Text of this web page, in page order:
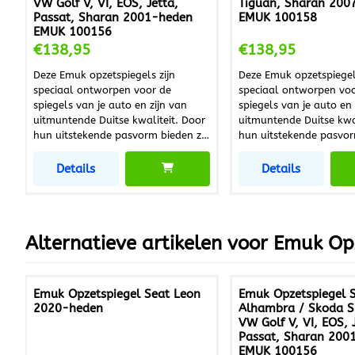
VW Golf V, VI, EOS, Jetta,
Passat, Sharan 2001-heden
EMUK 100156
Prijs: 138,95
€138,95
Deze Emuk opzetspiegels zijn
speciaal ontworpen voor de
spiegels van je auto en zijn van
uitmuntende Duitse kwaliteit. Door
hun uitstekende pasvorm bieden ze
een trillingvrij beeld. Deze
aerodynamische gevormde spiegels
lak beschermt tegen krassen. De
Deze spiegels hebben 5 jaar
fabrieksgarantie. De levering
bestaat uit een linker- en een
Details
Tiguan, Sharan
EMUK 100158
Prijs: 138,95
€138,95
Deze Emuk
speciaal ontworpen
spiegels van je auto en
uitmuntende Duitse
hun uitstekende
een trillingvrij beeld. Deze
aerodynamische
lak beschermt tegen
houder en stang zijn
Deze spiegels hebben 5
fabrieksgarantie. De levering
bestaat uit een linker-
rechterspiegel in de
standaarduitvoering.
Details
Alternatieve artikelen voor Emuk
Emuk Opzetspiegel Seat Leon
2020-heden
Emuk Opzetspiegel
Alhambra / Skoda
VW Golf V, VI, EOS,
Passat, Sharan
EMUK 100156